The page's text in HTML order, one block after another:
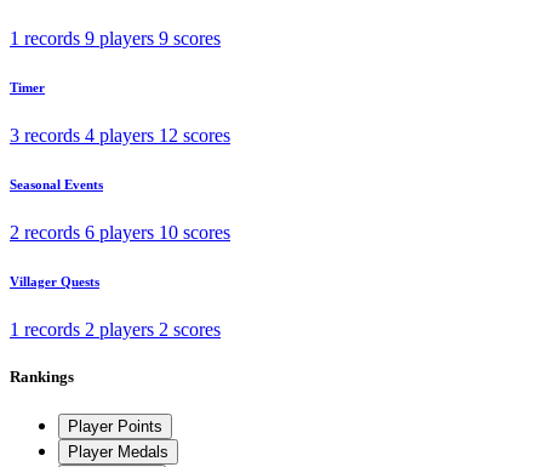
1 records 9 players 9 scores
Timer
3 records 4 players 12 scores
Seasonal Events
2 records 6 players 10 scores
Villager Quests
1 records 2 players 2 scores
Rankings
Player Points
Player Medals